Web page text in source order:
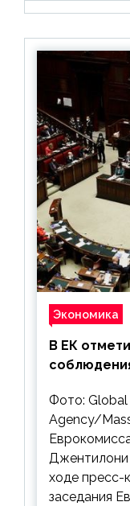
Экономика
В ЕК
Фото: Global
Agency/
Джентилони
ходе пресс-
заседания